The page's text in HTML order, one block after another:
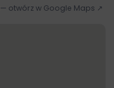
— otwórz w Google Maps ↗